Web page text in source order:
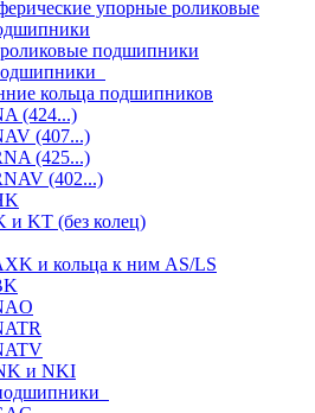
упорные роликовые
подшипники
кольца подшипников
(424...)
(407...)
(425...)
(402...)
и KT (без колец)
и кольца к ним AS/LS
и NKI